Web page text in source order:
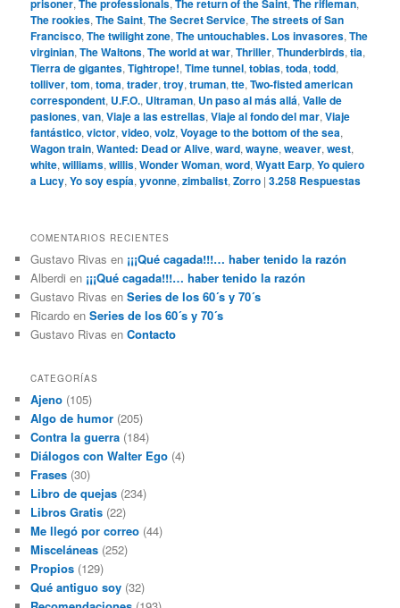
The rookies,The Saint,The Secret Service,The streets of San
Francisco,The twilight zone,The untouchables. Los invasores,The
virginian,The Waltons,The world at war,Thriller,Thunderbirds,tia,
Tierra de gigantes,Tightrope!,Time tunnel,tobias,toda,todd,
tolliver,tom,toma,trader,troy,truman,tte,Two-fisted american
correspondent, U.F.O., Ultraman, Un paso al más allá,Valle de
pasiones,van,Viaje a las estrellas,Viaje al fondo del mar,Viaje
fantástico,victor,video,volz,Voyage to the bottom of the sea,
Wagon train,Wanted: Dead or Alive,ward,wayne,weaver,west,
white,williams,willis,Wonder Woman,word,Wyatt Earp,Yo quiero
a Lucy,Yo soy espía,yvonne,zimbalist,Zorro |3.258 Respuestas
COMENTARIOS RECIENTES
Gustavo Rivas en ¡¡¡Qué cagada!!!… haber tenido la razón
Alberdi en ¡¡¡Qué cagada!!!… haber tenido la razón
Gustavo Rivas enSeries de los 60´s y 70´s
Ricardo enSeries de los 60´s y 70´s
Gustavo Rivas enContacto
CATEGORÍAS
Ajeno (105)
Algo de humor (205)
Contra la guerra (184)
Diálogos con Walter Ego (4)
Frases (30)
Libro de quejas (234)
Libros Gratis (22)
Me llegó por correo (44)
Misceláneas (252)
Propios (129)
Qué antiguo soy (32)